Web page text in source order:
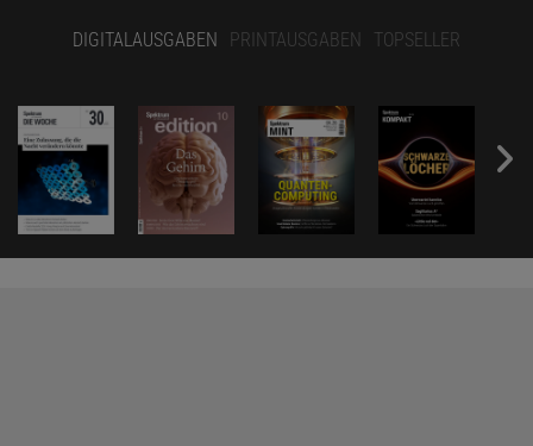
DIGITALAUSGABEN PRINTAUSGABEN TOPSELLER